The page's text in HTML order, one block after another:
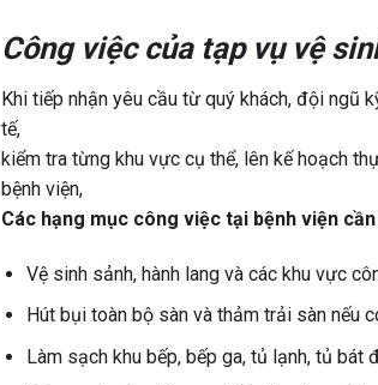
Công việc của tạp vụ vệ
Khi tiếp nhận yêu cầu từ quý khách, đội ngũ
tế,
kiểm tra từng khu vực cụ thể, lên kế hoạch
bệnh viện,
Các hạng mục công việc tại bệnh viện
Vệ sinh sảnh, hành lang và các khu vực
Hút bụi toàn bộ sàn và thảm trải sàn nếu
Làm sạch khu bếp, bếp ga, tủ lạnh, tủ bát